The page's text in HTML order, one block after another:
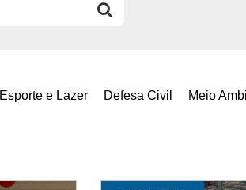
Esporte e Lazer Defesa Civil Meio